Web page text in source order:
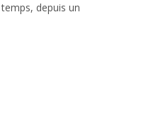
depuis un